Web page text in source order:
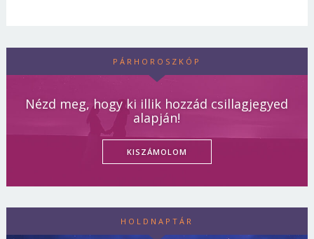
PÁRHOROSZKÓP
Nézd meg, hogy ki illik hozzád csillagjegyed
alapján!
KISZÁMOLOM
HOLDNAPTÁR